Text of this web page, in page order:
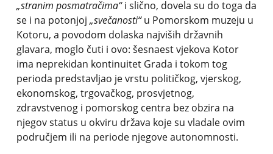
„stranim posmatračima“i slično, dovela su do toga da
se i na potonjoj „svečanosti“u Pomorskom muzeju u
Kotoru, a povodom dolaska najviših državnih
glavara, moglo čuti i ovo: šesnaest vjekova Kotor
ima neprekidan kontinuitet Grada i tokom tog
perioda predstavljao je vrstu političkog, vjerskog,
ekonomskog, trgovačkog, prosvjetnog,
zdravstvenog i pomorskog centra bez obzira na
njegov status u okviru država koje su vladale ovim
područjem ili na periode njegove autonomnosti.